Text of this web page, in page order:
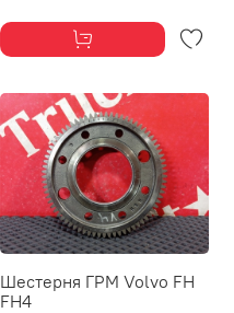
Шестерня ГРМ Volvo FH
FH4